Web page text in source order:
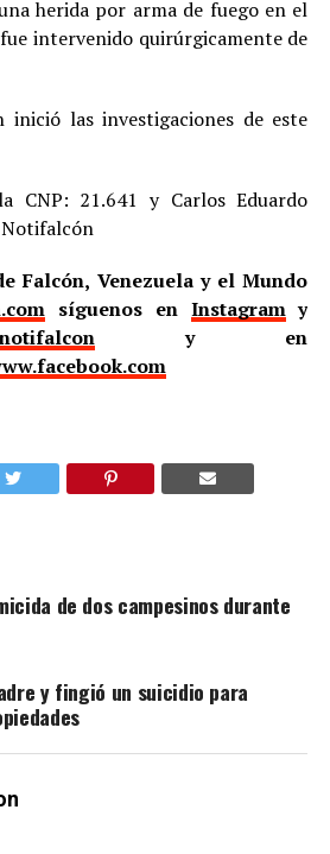
herida por arma de fuego en el
intervenido quirúrgicamente de
inició las investigaciones de este
CNP: 21.641 y Carlos Eduardo
Notifalcón
Falcón, Venezuela y el Mundo
síguenos en Instagramy
y en
de dos campesinos durante
y fingió un suicidio para